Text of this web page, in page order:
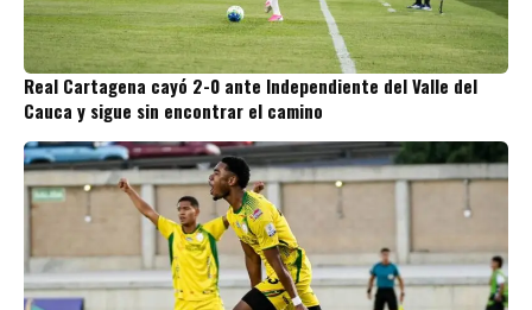
Real Cartagena cayó 2-0 ante Independiente del Valle del
Cauca y sigue sin encontrar el camino